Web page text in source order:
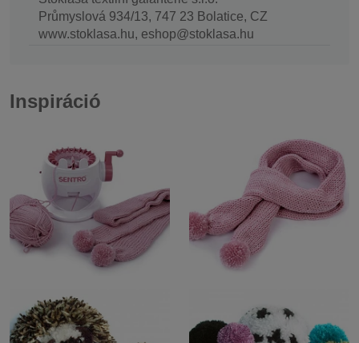
Průmyslová 934/13, 747 23 Bolatice, CZ
www.stoklasa.hu, eshop@stoklasa.hu
Inspiráció